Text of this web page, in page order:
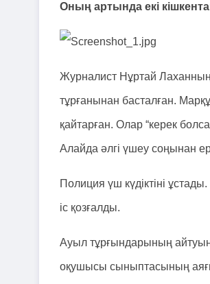
Оның артында екі
Журналист Нұртай Лаханның
тұрғанынан басталған.
қайтарған. Олар “керек
Алайда әлгі үшеу соңынан
Полиция үш күдіктіні
іс қозғалды.
Ауыл тұрғындарының
оқушысы сыныптасының